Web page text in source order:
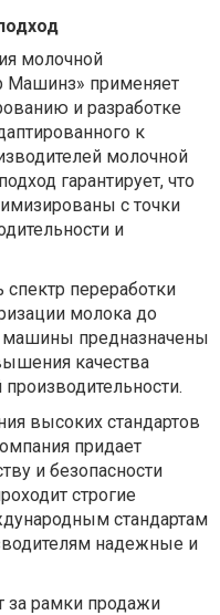
молочной
Машинз» применяет
и разработке
к
молочной
гарантирует, что
с точки
и
переработки
молока до
машины предназначены
качества
высоких стандартов
придает
и безопасности
строгие
стандартам
надежные и
рамки продажи